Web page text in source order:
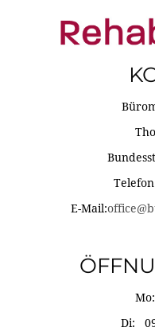
E-Mail:
Di: